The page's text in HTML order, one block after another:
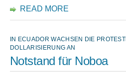
READ MORE
IN ECUADOR WACHSEN DIE
DOLLARISIERUNG AN
Notstand für Noboa